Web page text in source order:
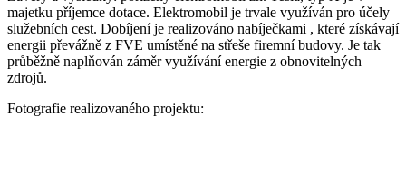
majetku příjemce dotace. Elektromobil je trvale využíván pro účely
služebních cest. Dobíjení je realizováno nabíječkami , které získávají
energii převážně z FVE umístěné na střeše firemní budovy. Je tak
průběžně naplňován záměr využívání energie z obnovitelných
zdrojů.
Fotografie realizovaného projektu: